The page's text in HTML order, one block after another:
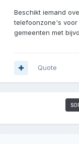
Beschikt iemand
telefoonzone's voor
gemeenten met
Quote